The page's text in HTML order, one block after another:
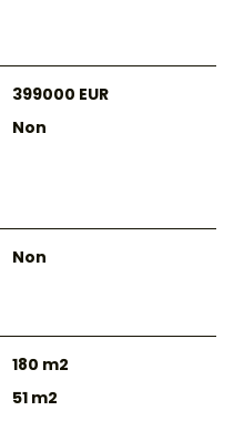
399000 EUR
Non
Non
180 m2
51 m2